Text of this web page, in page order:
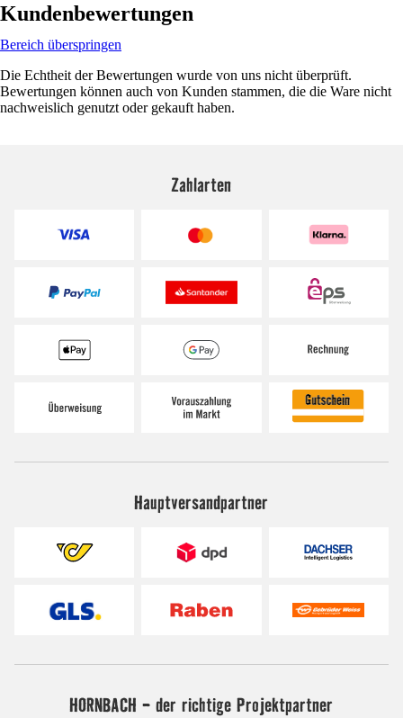
Kundenbewertungen
Bereich überspringen
Die Echtheit der Bewertungen wurde von uns nicht überprüft.
Bewertungen können auch von Kunden stammen, die die Ware nicht
nachweislich genutzt oder gekauft haben.
Zahlarten
Hauptversandpartner
HORNBACH - der richtige Projektpartner